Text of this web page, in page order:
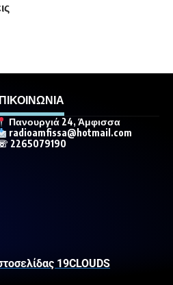
Πανουργιά 24, Άμφισσα
radioamfissa@hotmail.com
2265079190
19CLOUDS